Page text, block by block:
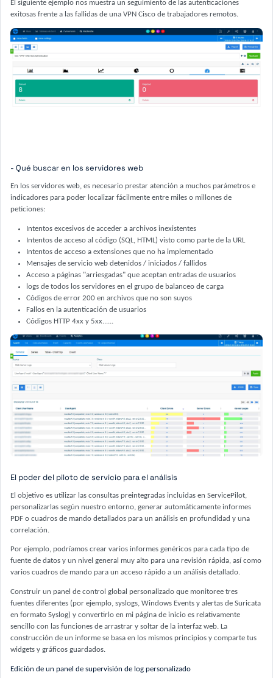
El siguiente ejemplo nos muestra un seguimiento de las autenticaciones
exitosas frente a las fallidas de una VPN Cisco de trabajadores remotos.
- Qué buscar en los servidores web
En los servidores web, es necesario prestar atención a muchos parámetros e
indicadores para poder localizar fácilmente entre miles o millones de
peticiones:
Intentos excesivos de acceder a archivos inexistentes
Intentos de acceso al código (SQL, HTML) visto como parte de la URL
Intentos de acceso a extensiones que no ha implementado
Mensajes de servicio web detenidos / iniciados / fallidos
Acceso a páginas "arriesgadas" que aceptan entradas de usuarios
logs de todos los servidores en el grupo de balanceo de carga
Códigos de error 200 en archivos que no son suyos
Fallos en la autenticación de usuarios
Códigos HTTP 4xx y 5xx......
El poder del piloto de servicio para el análisis
El objetivo es utilizar las consultas preintegradas incluidas en ServicePilot,
personalizarlas según nuestro entorno, generar automáticamente informes
PDF o cuadros de mando detallados para un análisis en profundidad y una
correlación.
Por ejemplo, podríamos crear varios informes genéricos para cada tipo de
fuente de datos y un nivel general muy alto para una revisión rápida, así como
varios cuadros de mando para un acceso rápido a un análisis detallado.
Construir un panel de control global personalizado que monitoree tres
fuentes diferentes (por ejemplo, syslogs, Windows Events y alertas de Suricata
en formato Syslog) y convertirlo en mi página de inicio es relativamente
sencillo con las funciones de arrastrar y soltar de la interfaz web. La
construcción de un informe se basa en los mismos principios y comparte tus
widgets y gráficos guardados.
Edición de un panel de supervisión de log personalizado